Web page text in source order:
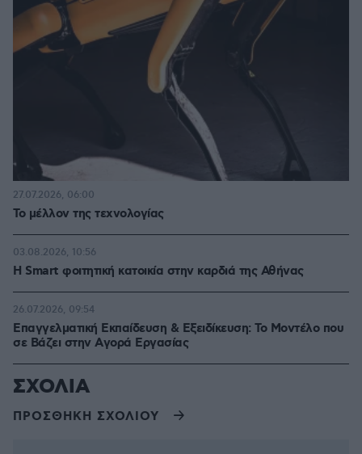
Το μέλλον της τεχνολογίας
27.07.2026, 06:00
Η Smart φοιτητική κατοικία στην καρδιά της Αθήνας
03.08.2026, 10:56
Επαγγελματική Εκπαίδευση & Εξειδίκευση: Το Mοντέλο που
σε Bάζει στην Aγορά Eργασίας
26.07.2026, 09:54
ΣΧΟΛΙΑ
ΠΡΟΣΘΗΚΗ ΣΧΟΛΙΟΥ